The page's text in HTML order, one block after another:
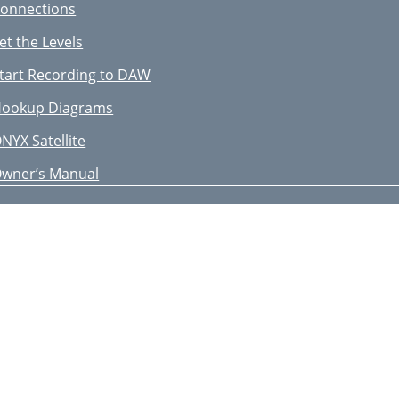
the Levels
Recording to DAW
Diagrams
Satellite
Manual
Satellite Features